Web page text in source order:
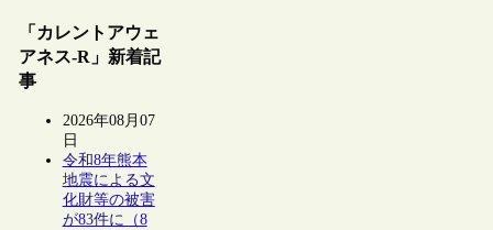
「カレントアウェ
アネス-R」新着記
事
2026年08月07
日
令和8年熊本
地震による文
化財等の被害
が83件に（8